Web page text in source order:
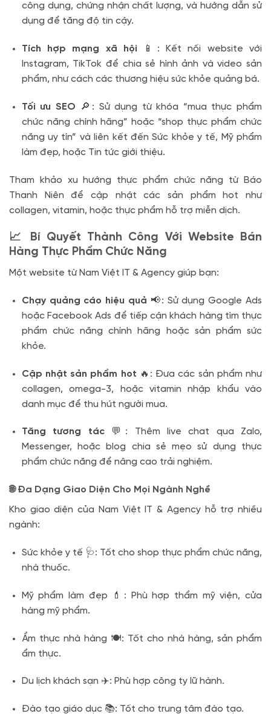
công dụng, chứng nhận chất lượng, và hướng dẫn sử
dụng để tăng độ tin cậy.
Tích hợp mạng xã hội 📱: Kết nối website với
Instagram, TikTok để chia sẻ hình ảnh và video sản
phẩm, như cách các thương hiệu sức khỏe quảng bá.
Tối ưu SEO 🔎: Sử dụng từ khóa “mua thực phẩm
chức năng chính hãng” hoặc “shop thực phẩm chức
năng uy tín” và liên kết đến Sức khỏe y tế, Mỹ phẩm
làm đẹp, hoặc Tin tức giới thiệu.
Tham khảo xu hướng thực phẩm chức năng từ Báo
Thanh Niên để cập nhật các sản phẩm hot như
collagen, vitamin, hoặc thực phẩm hỗ trợ miễn dịch.
📈 Bí Quyết Thành Công Với Website Bán
Hàng Thực Phẩm Chức Năng
Một website từ Nam Việt IT & Agency giúp bạn:
Chạy quảng cáo hiệu quả 📢: Sử dụng Google Ads
hoặc Facebook Ads để tiếp cận khách hàng tìm thực
phẩm chức năng chính hãng hoặc sản phẩm sức
khỏe.
Cập nhật sản phẩm hot 🔥: Đưa các sản phẩm như
collagen, omega-3, hoặc vitamin nhập khẩu vào
danh mục để thu hút người mua.
Tăng tương tác💬: Thêm live chat qua Zalo,
Messenger, hoặc blog chia sẻ mẹo sử dụng thực
phẩm chức năng để nâng cao trải nghiệm.
🌐 Đa Dạng Giao Diện Cho Mọi Ngành Nghề
Kho giao diện của Nam Việt IT & Agency hỗ trợ nhiều
ngành:
Sức khỏe y tế 🩺: Tốt cho shop thực phẩm chức năng,
nhà thuốc.
Mỹ phẩm làm đẹp 💄: Phù hợp thẩm mỹ viện, cửa
hàng mỹ phẩm.
Ẩm thực nhà hàng 🍽️: Tốt cho nhà hàng, sản phẩm
ẩm thực.
Du lịch khách sạn ✈️: Phù hợp công ty lữ hành.
Đào tạo giáo dục 📚: Tốt cho trung tâm đào tạo.